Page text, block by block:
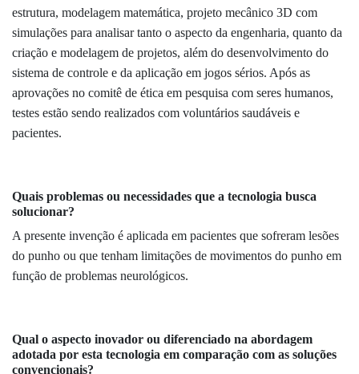
estrutura, modelagem matemática, projeto mecânico 3D com
simulações para analisar tanto o aspecto da engenharia, quanto da
criação e modelagem de projetos, além do desenvolvimento do
sistema de controle e da aplicação em jogos sérios. Após as
aprovações no comitê de ética em pesquisa com seres humanos,
testes estão sendo realizados com voluntários saudáveis e
pacientes.
Quais problemas ou necessidades que a tecnologia busca
solucionar?
A presente invenção é aplicada em pacientes que sofreram lesões
do punho ou que tenham limitações de movimentos do punho em
função de problemas neurológicos.
Qual o aspecto inovador ou diferenciado na abordagem
adotada por esta tecnologia em comparação com as soluções
convencionais?